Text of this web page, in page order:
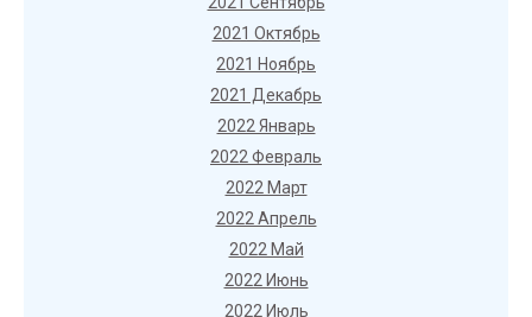
2021 Октябрь
2021 Ноябрь
2021 Декабрь
2022 Январь
2022 Февраль
2022 Март
2022 Апрель
2022 Май
2022 Июнь
2022 Июль